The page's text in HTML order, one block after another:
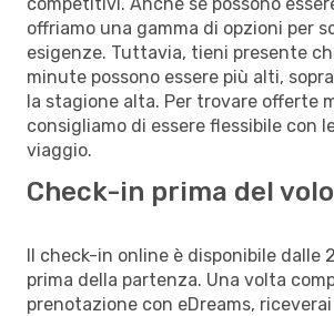
offriamo una gamma di opzioni per
esigenze. Tuttavia, tieni presente
minute possono essere più alti,
la stagione alta. Per trovare offerte
consigliamo di essere flessibile con
viaggio.
Check-in prima del volo
Il check-in online è disponibile dalle
prima della partenza. Una volta
prenotazione con eDreams,